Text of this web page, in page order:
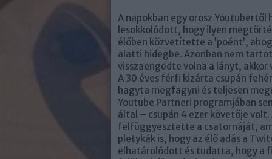
A napokban egy orosz
lesokkolódott, hogy ilyen
élőben közvetítette a ’poént’,
alatti hidegbe. Azonban nem
visszaengedte volna a lányt,
A 30 éves férfi kizárta csupán
hagyta megfagyni és teljesen
Youtube Partneri programjában
által – csupán 4 ezer követője
felfüggyesztette a csatornáját,
pletykák is, hogy az élő adás a
elhatárolódott és tudatta, hogy a